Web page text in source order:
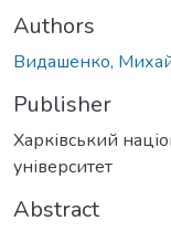
Authors
Видашенко,
Publisher
Харківський
університет
Abstract